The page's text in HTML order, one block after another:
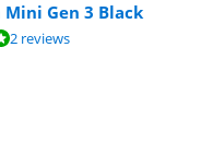
Mini Gen 3 Black
op 2 reviews.
2 reviews